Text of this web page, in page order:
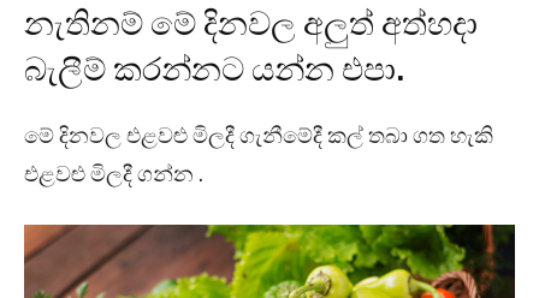
නැතිනම් මේ දිනවල අලුත් අත්හදා
බැලීම් කරන්නට යන්න එපා.
මේ දිනවල එළවළු මිලදී ගැනීමේදී කල් තබා ගත හැකි
එළවළු මිලදී ගන්න .